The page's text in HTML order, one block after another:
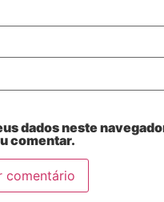
dados neste
comentar.